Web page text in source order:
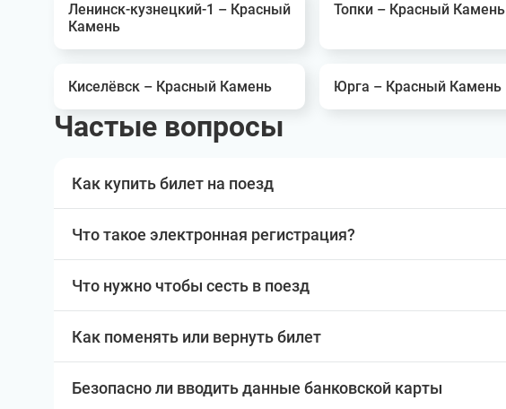
Ленинск-кузнецкий-1 – Красный
Камень
Топки – Красный Камень
Киселёвск – Красный Камень Юрга – Красный Камень
Частые вопросы
Как купить билет на поезд
Что такое электронная регистрация?
Что нужно чтобы сесть в поезд
Как поменять или вернуть билет
Безопасно ли вводить данные банковской карты